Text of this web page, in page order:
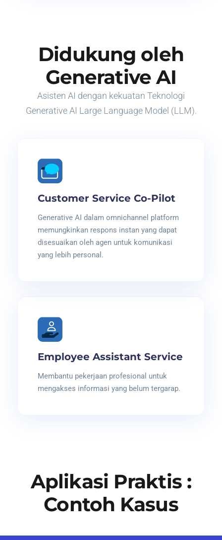
Didukung oleh
Generative AI
Asisten AI dengan kekuatan Teknologi
Generative AI Large Language Model (LLM).
Customer Service Co-Pilot
Generative AI dalam omnichannel platform
memungkinkan respons instan yang dapat
disesuaikan oleh agen untuk komunikasi
yang lebih personal.
Employee Assistant Service
Membantu pekerjaan profesional untuk
mengakses informasi yang belum tergarap.
Aplikasi Praktis :
Contoh Kasus